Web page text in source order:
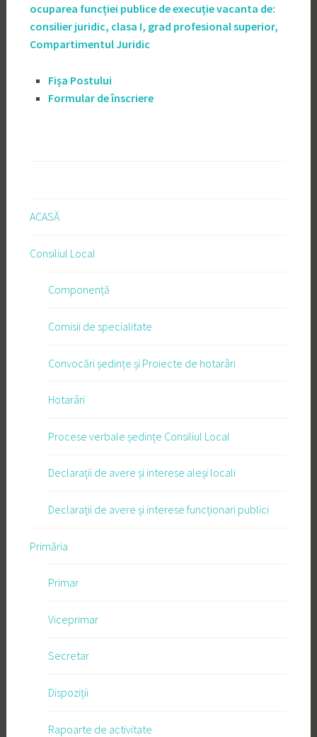
ocuparea funcției publice de execuție vacanta de:
consilier juridic, clasa I, grad profesional superior,
Compartimentul Juridic
Fișa Postului
Formular de înscriere
ACASĂ
Consiliul Local
Componență
Comisii de specialitate
Convocări ședințe și Proiecte de hotarâri
Hotarâri
Procese verbale ședințe Consiliul Local
Declarații de avere și interese aleși locali
Declarații de avere și interese funcționari publici
Primăria
Primar
Viceprimar
Secretar
Dispoziții
Rapoarte de activitate